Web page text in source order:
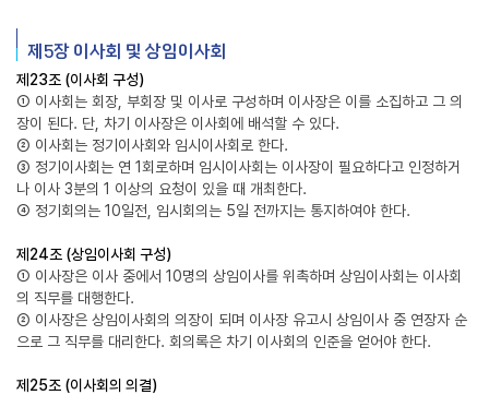
제5장 이사회 및 상임이사회
제23조 (이사회 구성)
① 이사회는 회장, 부회장 및 이사로 구성하며 이사장은 이를 소집하고 그 의
장이 된다. 단, 차기 이사장은 이사회에 배석할 수 있다.
② 이사회는 정기이사회와 임시이사회로 한다.
③ 정기이사회는 연 1회로하며 임시이사회는 이사장이 필요하다고 인정하거
나 이사 3분의 1 이상의 요청이 있을 때 개최한다.
④ 정기회의는 10일전, 임시회의는 5일 전까지는 통지하여야 한다.
제24조 (상임이사회 구성)
① 이사장은 이사 중에서 10명의 상임이사를 위촉하며 상임이사회는 이사회
의 직무를 대행한다.
② 이사장은 상임이사회의 의장이 되며 이사장 유고시 상임이사 중 연장자 순
으로 그 직무를 대리한다. 회의록은 차기 이사회의 인준을 얻어야 한다.
제25조 (이사회의 의결)